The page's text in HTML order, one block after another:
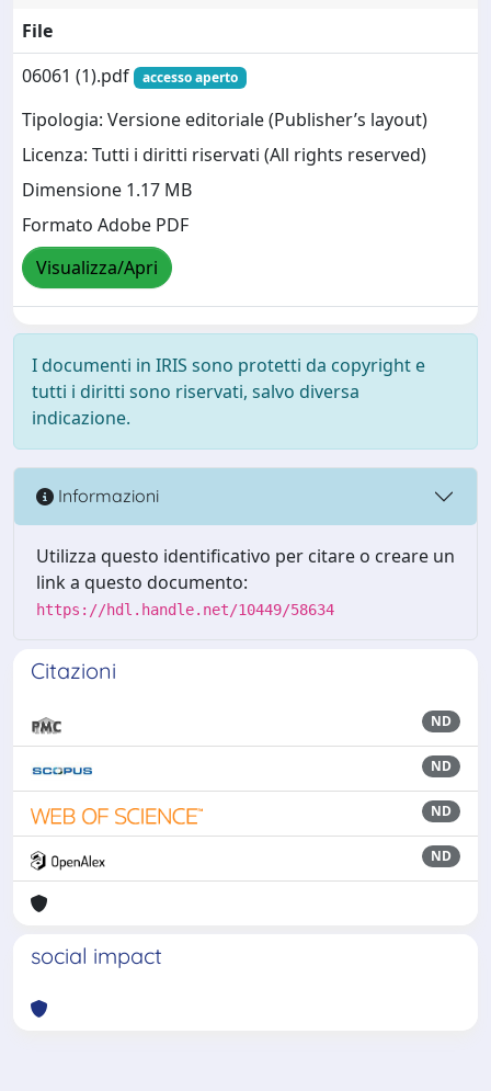
File
06061 (1).pdf
accesso aperto
Tipologia: Versione editoriale (Publisher’s layout)
Licenza: Tutti i diritti riservati (All rights reserved)
Dimensione 1.17 MB
Formato Adobe PDF
Visualizza/Apri
I documenti in IRIS sono protetti da copyright e
tutti i diritti sono riservati, salvo diversa
indicazione.
Informazioni
Utilizza questo identificativo per citare o creare un
link a questo documento:
https://hdl.handle.net/10449/58634
Citazioni
ND
ND
ND
ND
social impact